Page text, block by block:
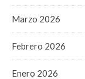
Marzo 2026
Febrero 2026
Enero 2026